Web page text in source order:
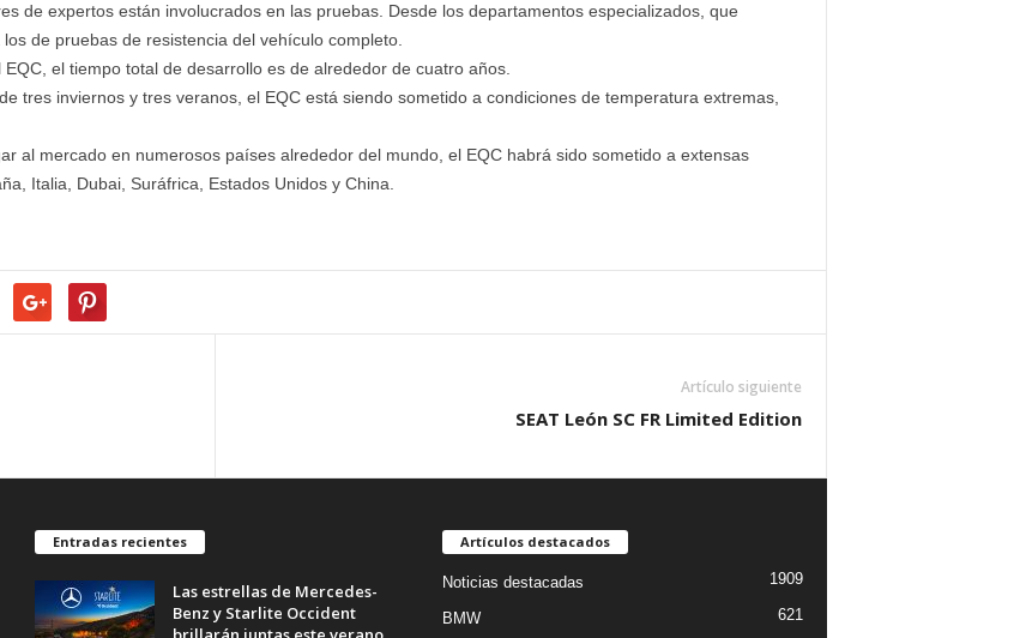
de expertos están involucrados en las pruebas. Desde los departamentos especializados, que
de pruebas de resistencia del vehículo completo.
EQC, el tiempo total de desarrollo es de alrededor de cuatro años.
tres inviernos y tres veranos, el EQC está siendo sometido a condiciones de temperatura extremas,
al mercado en numerosos países alrededor del mundo, el EQC habrá sido sometido a extensas
Italia, Dubai, Suráfrica, Estados Unidos y China.
Artículo siguiente
SEAT León SC FR Limited Edition
Entradas recientes
Las estrellas de Mercedes-
Benz y Starlite Occident
Artículos destacados
Noticias destacadas 1909
BMW 621